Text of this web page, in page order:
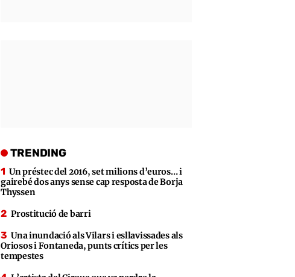
TRENDING
Un préstec del 2016, set milions d’euros… i
gairebé dos anys sense cap resposta de Borja
Thyssen
Prostitució de barri
Una inundació als Vilars i esllavissades als
Oriosos i Fontaneda, punts crítics per les
tempestes